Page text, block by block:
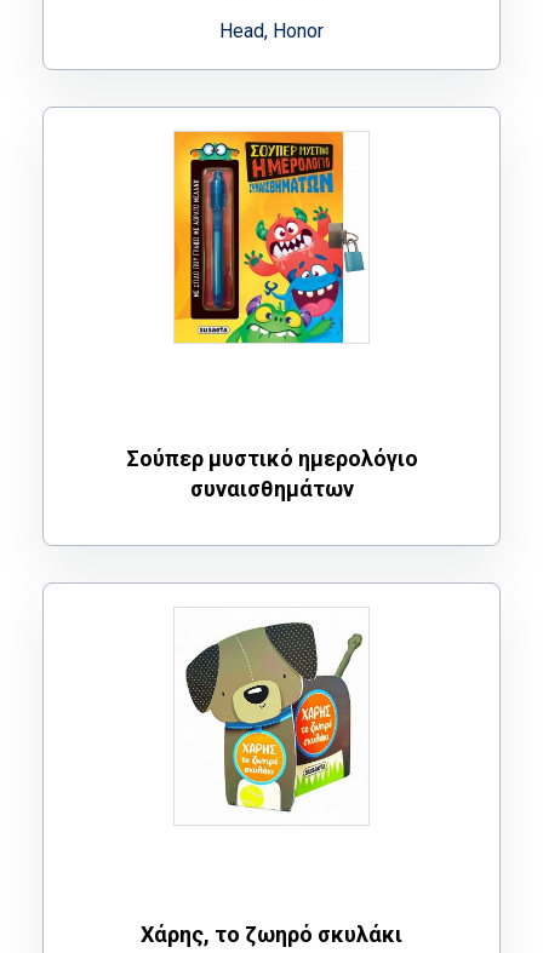
Head, Honor
Σούπερ μυστικό ημερολόγιο
συναισθημάτων
Χάρης, το ζωηρό σκυλάκι